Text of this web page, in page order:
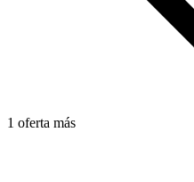
1 oferta más